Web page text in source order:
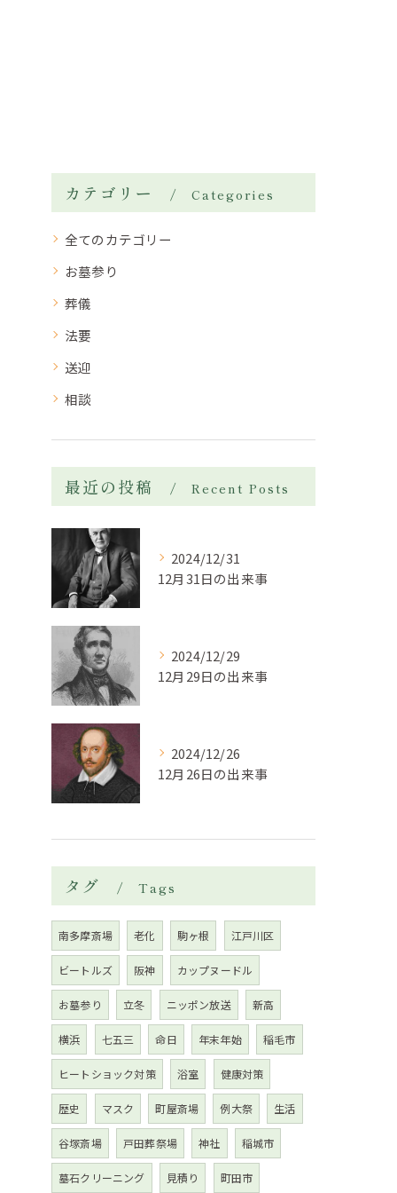
カテゴリー Categories
全てのカテゴリー
お墓参り
葬儀
法要
送迎
相談
最近の投稿 Recent Posts
2024/12/31
12月31日の出来事
2024/12/29
12月29日の出来事
2024/12/26
12月26日の出来事
タグ Tags
南多摩斎場 老化 駒ヶ根 江戸川区
ビートルズ 阪神 カップヌードル
お墓参り 立冬 ニッポン放送 新高
横浜 七五三 命日 年末年始 稲毛市
ヒートショック対策 浴室 健康対策
歴史 マスク 町屋斎場 例大祭 生活
谷塚斎場 戸田葬祭場 神社 稲城市
墓石クリーニング 見積り 町田市